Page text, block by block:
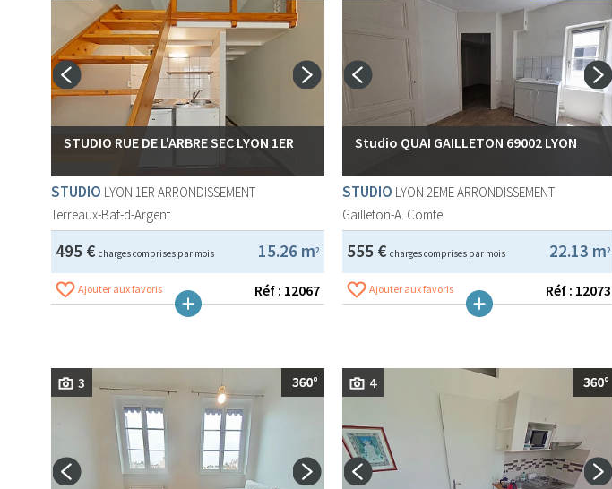
STUDIO RUE DE L'ARBRE SEC LYON 1ER
STUDIO LYON 1ER ARRONDISSEMENT
Terreaux-Bat-d-Argent
15.26 m2
495 € charges comprises par mois
Ajouter aux favoris Réf : 12067
Studio QUAI GAILLETON 69002 LYON
STUDIO LYON 2EME ARRONDISSEMENT
Gailleton-A. Comte
22.13 m2
555 € charges comprises par mois
Ajouter aux favoris Réf : 12073
3 4